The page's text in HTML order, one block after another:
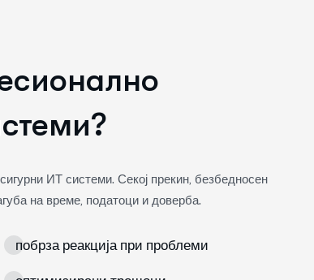
ИТ системи. Секој прекин, безбедносен
на време, податоци и доверба.
побрза реакција при проблеми